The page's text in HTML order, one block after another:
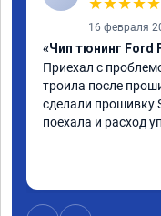
16 февраля
«Чип тюнинг Ford
Приехал с
троила после
сделали прошивку
поехала и расход